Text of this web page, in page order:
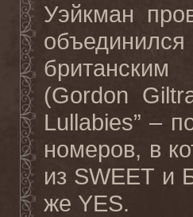
Уэйкман
(Gordon
Lullabies” –
номеров, в
из SWEET и
же YES.